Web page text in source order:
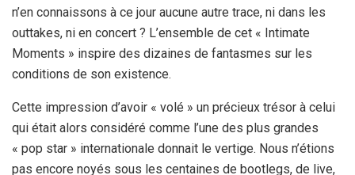
n’en connaissons à ce jour aucune autre trace, ni dans les
outtakes, ni en concert ? L’ensemble de cet « Intimate
Moments » inspire des dizaines de fantasmes sur les
conditions de son existence.
Cette impression d’avoir « volé » un précieux trésor à celui
qui était alors considéré comme l’une des plus grandes
« pop star » internationale donnait le vertige. Nous n’étions
pas encore noyés sous les centaines de bootlegs, de live,